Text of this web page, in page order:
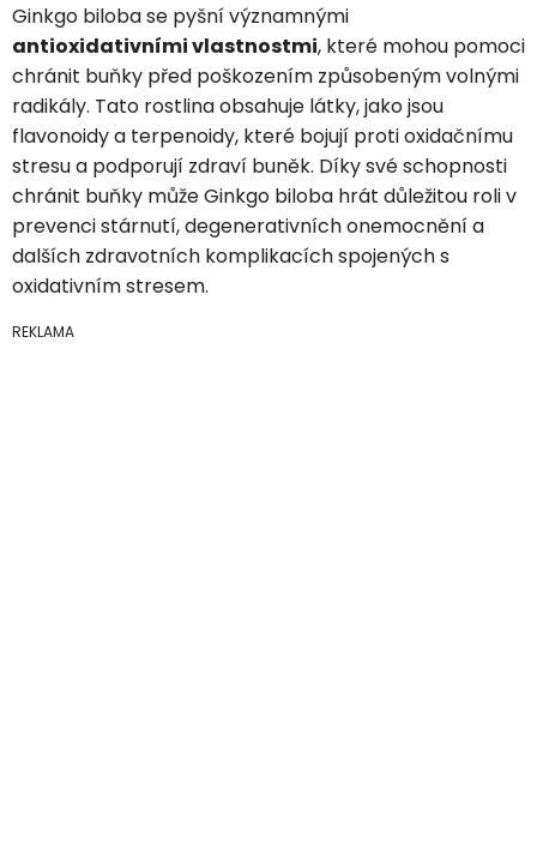
Ginkgo biloba se pyšní významnými
antioxidativními vlastnostmi, které mohou pomoci
chránit buňky před poškozením způsobeným volnými
radikály. Tato rostlina obsahuje látky, jako jsou
flavonoidy a terpenoidy, které bojují proti oxidačnímu
stresu a podporují zdraví buněk. Díky své schopnosti
chránit buňky může Ginkgo biloba hrát důležitou roli v
prevenci stárnutí, degenerativních onemocnění a
dalších zdravotních komplikacích spojených s
oxidativním stresem.
REKLAMA